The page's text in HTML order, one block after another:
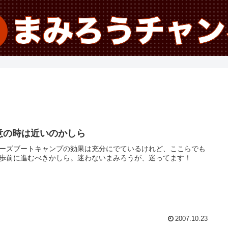
の時は近いのかしら
ズブートキャンプの効果は充分にでているけれど、ここらでも
前に進むべきかしら。迷わないまみろうが、迷ってます！
2007.10.23